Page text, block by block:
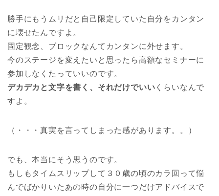
勝手にもうムリだと自己限定していた自分をカンタン
に壊せたんですよ。
固定観念、ブロックなんてカンタンに外せます。
今のステージを変えたいと思ったら高額なセミナーに
参加しなくたっていいのです。
デカデカと文字を書く、それだけでいい くらいなんで
すよ。
（・・・真実を言ってしまった感があります。。）
でも、本当にそう思うのです。
もしもタイムスリップして３０歳の頃のカラ回って悩
んでばかりいたあの時の自分に一つだけアドバイスで